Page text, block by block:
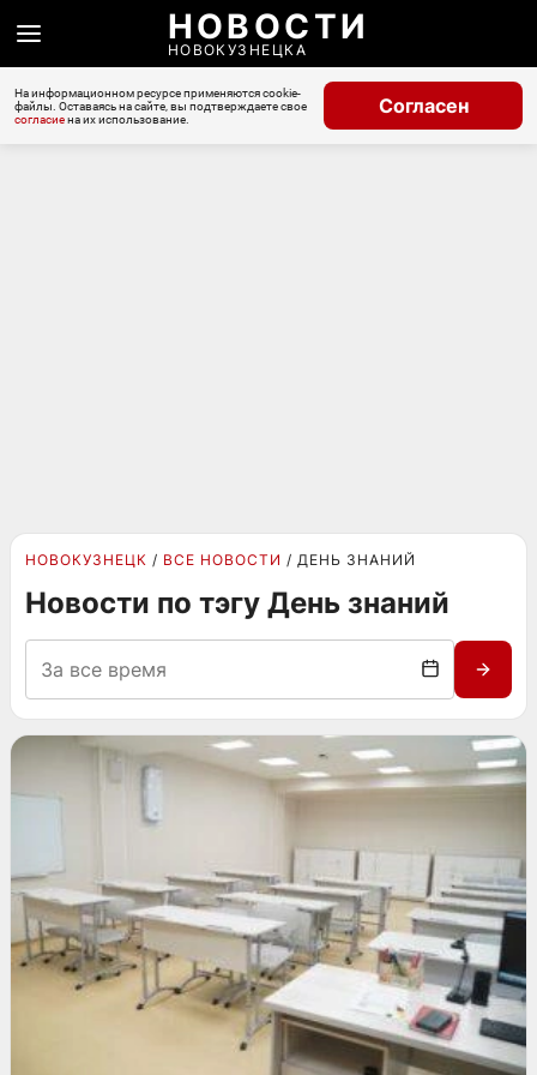
НОВОСТИ
НОВОКУЗНЕЦКА
На информационном ресурсе применяются cookie-
файлы. Оставаясь на сайте, вы подтверждаете свое
согласиена их использование.
Согласен
НОВОКУЗНЕЦК ВСЕ НОВОСТИ ДЕНЬ ЗНАНИЙ
Новости по тэгу День знаний